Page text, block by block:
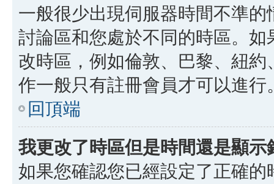
一般很少出現伺服器時間不準
討論區和您處於不同的時區。
改時區，例如倫敦、巴黎、紐
作一般只有註冊會員才可以進
回頂端
我更改了時區但是時間還是顯示
如果您確認您已經設定了正確